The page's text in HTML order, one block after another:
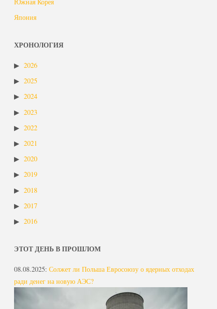
Япония
ХРОНОЛОГИЯ
2026
2025
2024
2023
2022
2021
2020
2019
2018
2017
2016
ЭТОТ ДЕНЬ В ПРОШЛОМ
08.08.2025: Солжет ли Польша Евросоюзу о ядерных отходах
ради денег на новую АЭС?